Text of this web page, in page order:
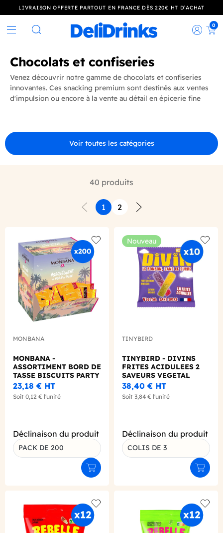
LIVRAISON OFFERTE PARTOUT EN FRANCE DÈS 220€ HT D’ACHAT
Rechercher
0
Chocolats et confiseries
Venez découvrir notre gamme de chocolats et confiseries
innovantes. Ces snacking premium sont destinés aux ventes
d'impulsion ou encore à la vente au détail en épicerie fine
Voir toutes les catégories
Précédent
1
2
40 produits
Add to wishlist
MONBANA
MONBANA -
ASSORTIMENT BORD DE
TASSE BISCUITS PARTY
3.5G X200
23,18 € HT
Soit 0,12 € l'unité
Déclinaison du produit
PACK DE 200
Ajouter au panier
Nouveau
Add
TINYBIRD
TINYBIRD - DIVINS
FRITES ACIDULEES 2
SAVEURS VEGETAL
SANS SUCRE SACHET
50GX10
38,40 € HT
Soit 3,84 € l'unité
Déclinaison du produit
COLIS DE 3
Add to wishlist Add